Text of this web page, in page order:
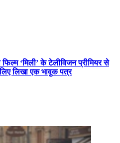
‘मिली’ के टेलीविजन प्रीमियर से
लिखा एक भावुक पत्र